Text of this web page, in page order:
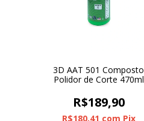
3D AAT 501 Composto
Polidor de Corte 470ml
R$189,90
R$180,41 com Pix